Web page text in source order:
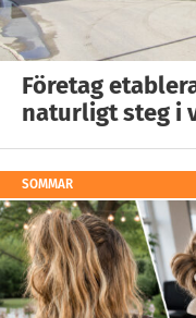
Företag
naturligt steg i
SOMMAR